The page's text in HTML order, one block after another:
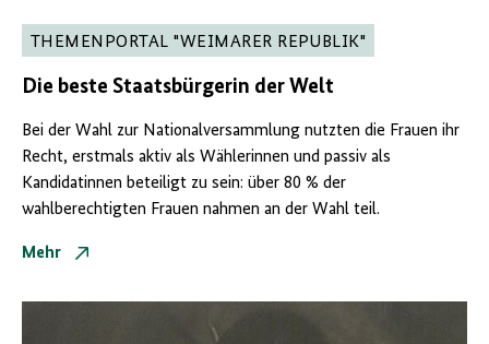
THEMENPORTAL "WEIMARER REPUBLIK"
Die beste Staatsbürgerin der Welt
Bei der Wahl zur Nationalversammlung nutzten die Frauen ihr
Recht, erstmals aktiv als Wählerinnen und passiv als
Kandidatinnen beteiligt zu sein: über 80 % der
wahlberechtigten Frauen nahmen an der Wahl teil.
Mehr